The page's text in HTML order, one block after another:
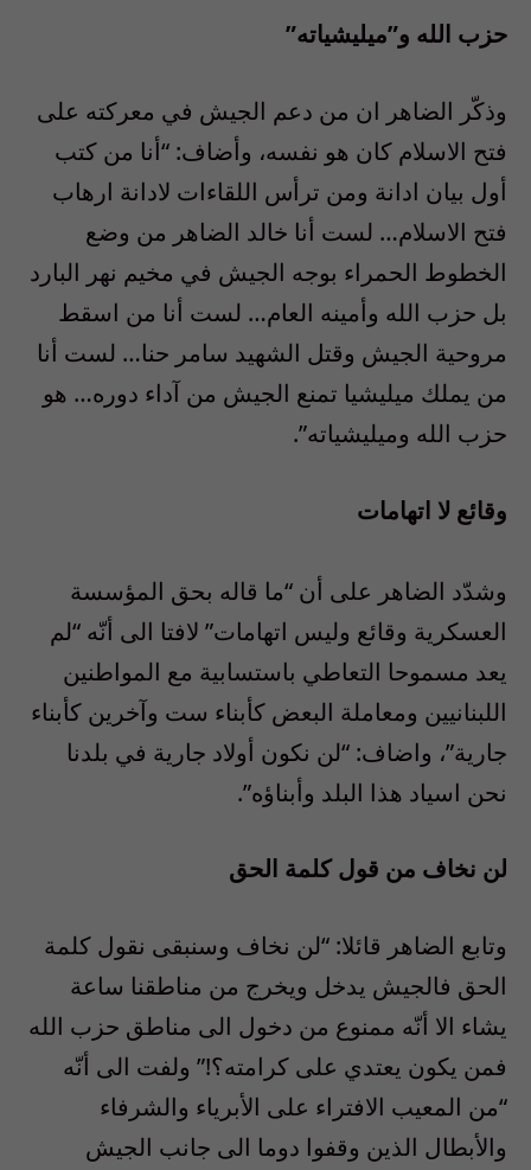
حزب الله و”ميليشياته”
وذكّر الضاهر ان من دعم الجيش في معركته على
فتح الاسلام كان هو نفسه، وأضاف: “أنا من كتب
أول بيان ادانة ومن ترأس اللقاءات لادانة ارهاب
فتح الاسلام… لست أنا خالد الضاهر من وضع
الخطوط الحمراء بوجه الجيش في مخيم نهر البارد
بل حزب الله وأمينه العام… لست أنا من اسقط
مروحية الجيش وقتل الشهيد سامر حنا… لست أنا
من يملك ميليشيا تمنع الجيش من آداء دوره… هو
حزب الله وميليشياته”.
وقائع لا اتهامات
وشدّد الضاهر على أن “ما قاله بحق المؤسسة
العسكرية وقائع وليس اتهامات” لافتا الى أنّه “لم
يعد مسموحا التعاطي باستسابية مع المواطنين
اللبنانيين ومعاملة البعض كأبناء ست وآخرين كأبناء
جارية”، واضاف: “لن نكون أولاد جارية في بلدنا
نحن اسياد هذا البلد وأبناؤه”.
لن نخاف من قول كلمة الحق
وتابع الضاهر قائلا: “لن نخاف وسنبقى نقول كلمة
الحق فالجيش يدخل ويخرج من مناطقنا ساعة
يشاء الا أنّه ممنوع من دخول الى مناطق حزب الله
فمن يكون يعتدي على كرامته؟!” ولفت الى أنّه
“من المعيب الافتراء على الأبرياء والشرفاء
والأبطال الذين وقفوا دوما الى جانب الجيش